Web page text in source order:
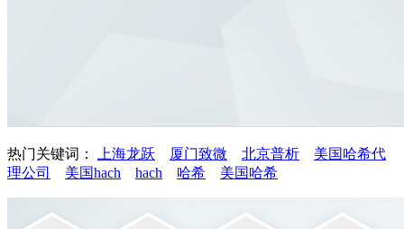
热门关键词： 上海龙跃 厦门致微 北京普析
美国哈希代
理公司
美国hach hach 哈希 美国哈希